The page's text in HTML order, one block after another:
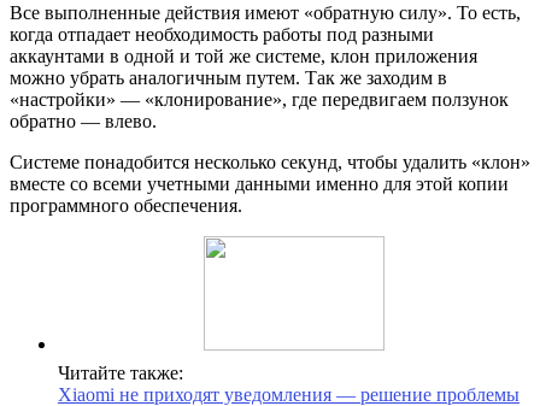
Все выполненные действия имеют «обратную силу». То есть,
когда отпадает необходимость работы под разными
аккаунтами в одной и той же системе, клон приложения
можно убрать аналогичным путем. Так же заходим в
«настройки» — «клонирование», где передвигаем ползунок
обратно — влево.
Системе понадобится несколько секунд, чтобы удалить «клон»
вместе со всеми учетными данными именно для этой копии
программного обеспечения.
Читайте также:
Xiaomi не приходят уведомления — решение проблемы